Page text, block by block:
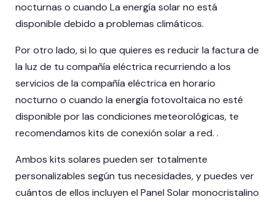
nocturnas o cuando La energía solar no está
disponible debido a problemas climáticos.
Por otro lado, si lo que quieres es reducir la factura de
la luz de tu compañía eléctrica recurriendo a los
servicios de la compañía eléctrica en horario
nocturno o cuando la energía fotovoltaica no esté
disponible por las condiciones meteorológicas, te
recomendamos kits de conexión solar a red. .
Ambos kits solares pueden ser totalmente
personalizables según tus necesidades, y puedes ver
cuántos de ellos incluyen el Panel Solar monocristalino